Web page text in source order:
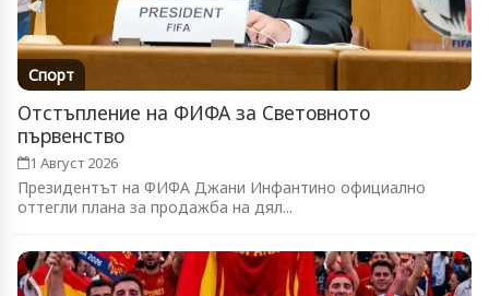
Спорт
Отстъпление на ФИФА за Световното
първенство
1 Август 2026
Президентът на ФИФА Джани Инфантино официално
оттегли плана за продажба на дял...